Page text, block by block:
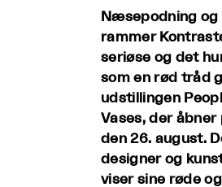
Næsepodning og
rammer
seriøse og det
som en rød tråd
udstillingen
Vases, der
den 26. august.
designer og
viser sine røde